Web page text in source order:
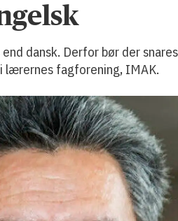
dansk. Derfor bør der
fagforening, IMAK.